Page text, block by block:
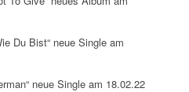
Du Bist“ neue Single am
neue Single am 18.02.22